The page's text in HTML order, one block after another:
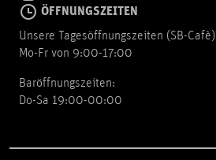
ÖFFNUNGSZEITEN
Unsere Tagesöffnungszeiten (SB-Cafè)
Mo-Fr von 9:00-17:00
Baröffnungszeiten:
Do-Sa 19:00-00:00